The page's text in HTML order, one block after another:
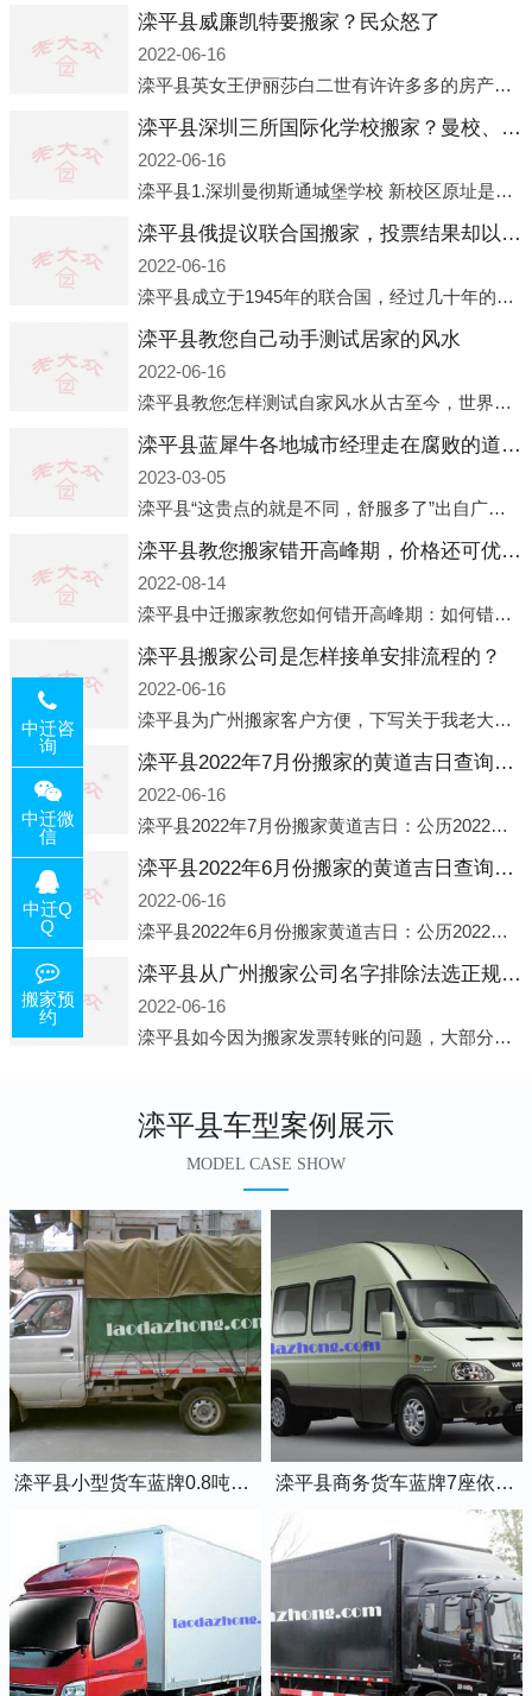
滦平县威廉凯特要搬家？民众怒了
2022-06-16
滦平县英女王伊丽莎白二世有许许多多的房产，遍布英国各地。而作为英女王的亲孙子、未来的英国国王，威廉王子自然也能享受到女王的房产。目前，威廉凯特以及三个孩子有两个经常居住的地点，一处是位于伦敦的肯辛顿宫，一处
滦平县深圳三所国际化学校搬家？曼校、QSI、南山中英文搬走了
2022-06-16
滦平县1.深圳曼彻斯通城堡学校 新校区原址是蛇口国际据悉，此次曼彻斯通城堡学校搬迁到蛇口新校区的开办与蛇口外籍人员子女学校（蛇口国际）有很大的关联。2021年，太子湾实验部就宣布在2022年正式并入蛇口外籍
滦平县俄提议联合国搬家，投票结果却以惨败收场
2022-06-16
滦平县成立于1945年的联合国，经过几十年的发展，如今拥有193个成员国。拥有如此众多会员国的联合国，可以说是世界上最具代表性的国际组织，也是世界上分量最重、有着较高话语权的国际组织。但以美国为首的西方国家
滦平县教您自己动手测试居家的风水
2022-06-16
滦平县教您怎样测试自家风水从古至今，世界各地的人们都在研究人在乾坤中的位置以及它们所形成的关系。通过探究季节转换、星象变化，并且在所观测到的自然规律的指导下，人们开始认识到居住在不同住宅中的人，其一生中的财
滦平县蓝犀牛各地城市经理走在腐败的道路上
2023-03-05
滦平县“这贵点的就是不同，舒服多了”出自广州运营邓经理的口中。2023年开年刚出来，三个司机（加盟蓝犀牛的个人队伍）便请广州经理去佛山娱乐场所大消费了一次，据知悉一晚消费达一万多，由三人平摊费用，燃鹅这样的
滦平县教您搬家错开高峰期，价格还可优惠！
2022-08-14
滦平县中迁搬家教您如何错开高峰期：如何错开高峰期搬家，中迁搬家做了一些电话数据统计和分析，发现市民中午2点左右访问网站的人是最多的，电话咨询是早上9点左右是最多的，预约搬家周六和周日是最多的，网上QQ微
滦平县搬家公司是怎样接单安排流程的？
2022-06-16
滦平县为广州搬家客户方便，下写关于我老大众搬家公司接单的流程，九条给搬家朋友参考，了解搬家公司工序，免去搬家时的没有准备好的工作，给您及时快速的搬好家。一．电话咨询：专人接待客户电话咨询，初步了解客户搬 家
滦平县2022年7月份搬家的黄道吉日查询大全一览表哪天适合搬家好日子
2022-06-16
滦平县2022年7月份搬家黄道吉日：公历2022年7月6日 农历六月初八 星期三 冲虎(甲寅)公历2022年7月12日 农历六月十四 星期二 冲猴(庚申)公历2022年7月13日 农历六月十五 星期三 冲鸡
滦平县2022年6月份搬家的黄道吉日查询大全一览表哪天适合搬家好日子
2022-06-16
滦平县2022年6月份搬家黄道吉日：公历2022年6月1日 农历五月初三 星期三 冲兔(己卯)公历2022年6月4日 农历五月初六 星期六 冲马(壬午)公历2022年6月8日 农历五月初十 星期三 冲狗(丙
滦平县从广州搬家公司名字排除法选正规公司
2022-06-16
滦平县如今因为搬家发票转账的问题，大部分搬家公司都已经注册了营业执照，早5年前基本上所谓的搬家公司都是无注册状态也就是无照营业，由于企业注册量大增所以各种企业信息展示平台如雨后春笋般遍地开花，如：天眼查，企
滦平县车型案例展示
MODEL CASE SHOW
滦平县小型货车蓝牌0.8吨小卡车 滦平县商务货车蓝牌7座依维柯全顺车
中迁咨
询
中迁微
信
中迁Q
Q
搬家预
约